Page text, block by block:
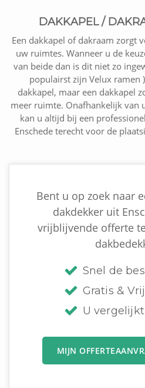
DAKKAPEL /
Een dakkapel of dakraam zorgt
uw ruimtes. Wanneer u de
van beide dan is dit niet zo
populairst zijn Velux ramen
dakkapel, maar een dakkapel
meer ruimte. Onafhankelijk van
kan u altijd bij een
Enschede terecht voor de
Bent u op zoek naar
dakdekker uit
vrijblijvende offerte
Snel de
Gratis &
U
MIJN